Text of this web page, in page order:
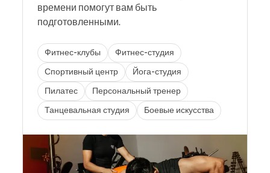
времени помогут вам быть
подготовленными.
Фитнес-клубы
Фитнес-студия
Спортивный центр
Йога-студия
Пилатес
Персональный тренер
Танцевальная студия
Боевые искусства